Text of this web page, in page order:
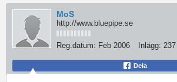
MoS
http://www.bluepipe.se
Reg.datum: Feb 2006 Inlägg: 237
Dela